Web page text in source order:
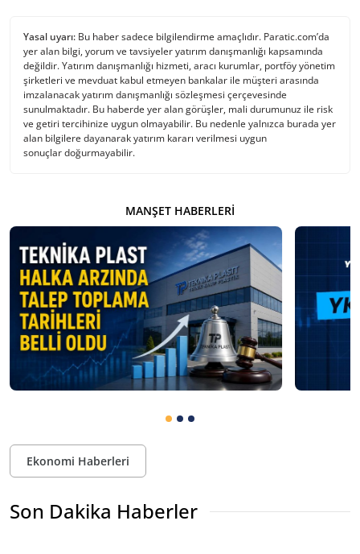
Yasal uyarı: Bu haber sadece bilgilendirme amaçlıdır. Paratic.com’da
yer alan bilgi, yorum ve tavsiyeler yatırım danışmanlığı kapsamında
değildir. Yatırım danışmanlığı hizmeti, aracı kurumlar, portföy yönetim
şirketleri ve mevduat kabul etmeyen bankalar ile müşteri arasında
imzalanacak yatırım danışmanlığı sözleşmesi çerçevesinde
sunulmaktadır. Bu haberde yer alan görüşler, mali durumunuz ile risk
ve getiri tercihinize uygun olmayabilir. Bu nedenle yalnızca burada yer
alan bilgilere dayanarak yatırım kararı verilmesi uygun
sonuçlar doğurmayabilir.
MANŞET HABERLERI
Ekonomi Haberleri
Son Dakika Haberler